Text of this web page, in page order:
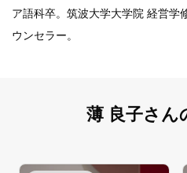
ア語科卒。筑波大学大学院 経営学
ウンセラー。
薄 良子さん